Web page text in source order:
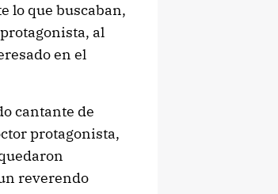
lo que buscaban,
al
en el
cantante de
protagonista,
reverendo